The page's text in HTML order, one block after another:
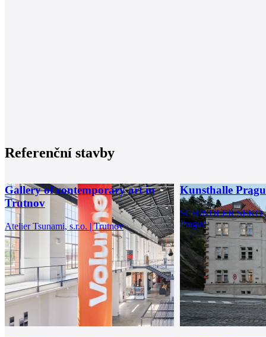
Referenční stavby
Gallery of contemporary art in
Trutnov
Atelier Tsunami, s.r.o. | Trutnov
Kunsthalle
SCHINDLER SEKO
Prague